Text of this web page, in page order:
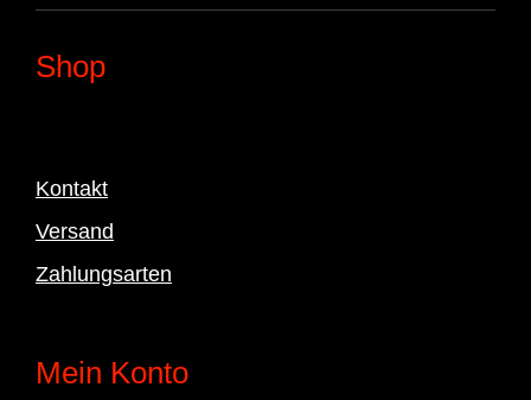
Shop
Kontakt
Versand
Zahlungsarten
Mein Konto